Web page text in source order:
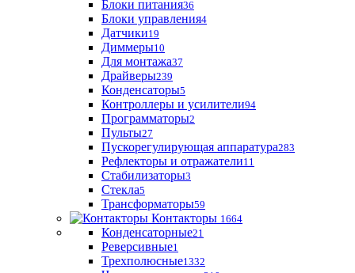
Блоки питания36
Блоки управления4
Датчики19
Диммеры10
Для монтажа37
Драйверы239
Конденсаторы5
Контроллеры и усилители94
Программаторы2
Пульты27
Пускорегулирующая аппаратура283
Рефлекторы и отражатели11
Стабилизаторы3
Стекла5
Трансформаторы59
Контакторы 1664
Конденсаторные21
Реверсивные1
Трехполюсные1332